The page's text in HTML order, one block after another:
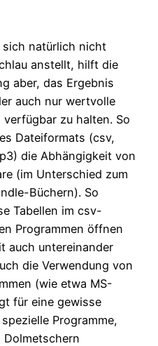
natürlich nicht
anstellt, hilft die
aber, das Ergebnis
auch nur wertvolle
zu halten. So
Dateiformats (csv,
die Abhängigkeit von
(im Unterschied zum
Büchern). So
Tabellen im csv-
Programmen öffnen
auch untereinander
die Verwendung von
(wie etwa MS-
für eine gewisse
Programme,